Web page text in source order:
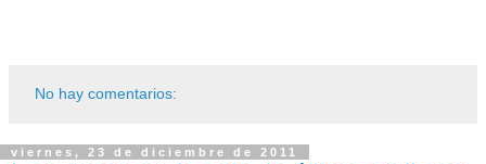
No hay comentarios:
viernes, 23 de diciembre de 2011